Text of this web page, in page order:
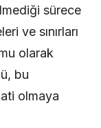
sürece
ve sınırları
olarak
bu
olmaya